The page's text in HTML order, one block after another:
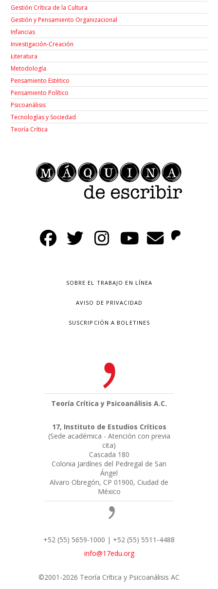
Gestión Crítica de la Cultura
Gestión y Pensamiento Organizacional
Infancias
Investigación-Creación
Łiteratura
Metodología
Pensamiento Estético
Pensamiento Político
Psicoanálisis
Tecnologías y Sociedad
Teoría Crítica
SOBRE EL TRABAJO EN LÍNEA
AVISO DE PRIVACIDAD
SUSCRIPCIÓN A BOLETINES
Teoría Crítica y Psicoanálisis A.C.
17, Instituto de Estudios Críticos
(Sede académica - Atención con previa
cita)
Cascada 180
Colonia Jardínes del Pedregal de San
Ángel
Alvaro Obregón, CP 01900, Ciudad de
México
+52 (55) 5659-1000 | +52 (55) 5511-4488
info@17edu.org
©2001-2026 Teoría Crítica y Psicoanálisis AC